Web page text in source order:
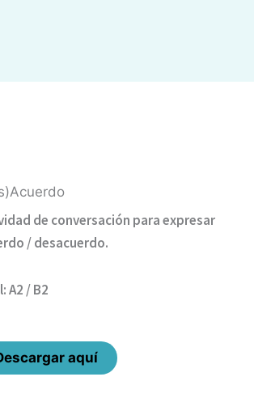
de conversación para expresar
/ desacuerdo.
A2 / B2
aquí